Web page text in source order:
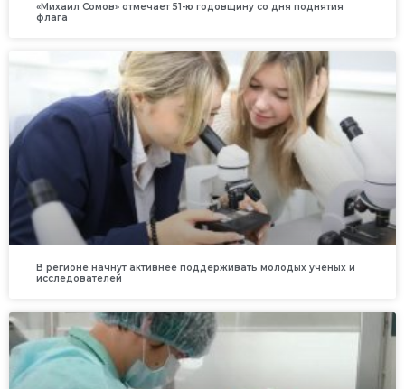
«Михаил Сомов» отмечает 51-ю годовщину со дня поднятия
флага
В регионе начнут активнее поддерживать молодых ученых и
исследователей